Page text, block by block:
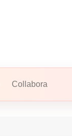
Collabora